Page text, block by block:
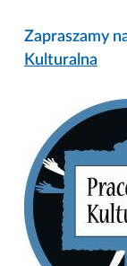
Zapraszamy
Kulturalna